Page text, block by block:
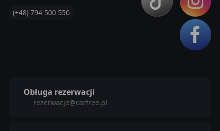
(+48) 794 500 550
Obługa rezerwacji
rezerwacje@carfree.pl